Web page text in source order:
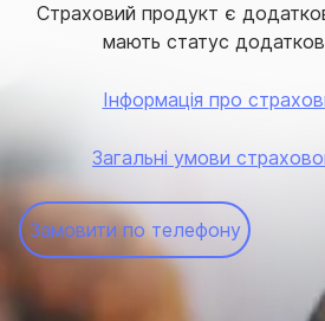
Страховий продукт є
мають статус
Інформація про
Загальні умови
Замовити по телефону